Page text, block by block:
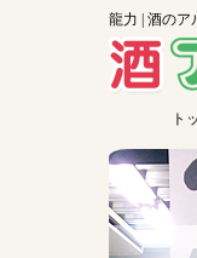
龍力 | 酒のア
ト